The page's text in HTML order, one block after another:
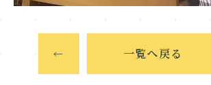
← 一覧へ戻る